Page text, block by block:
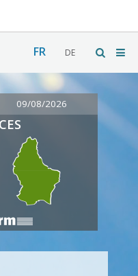
FR DE
09/08/2026